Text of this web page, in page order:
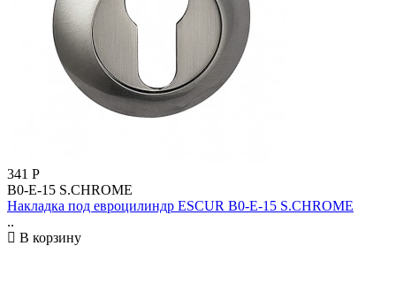
341 Р
B0-E-15 S.CHROME
Накладка под евроцилиндр ESCUR B0-E-15 S.CHROME
..
В корзину